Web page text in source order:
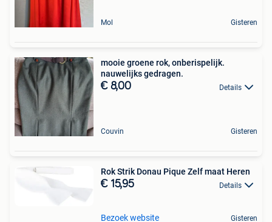
Mol Gisteren
mooie groene rok, onberispelijk.
nauwelijks gedragen.
€ 8,00 Details
Couvin Gisteren
Rok Strik Donau Pique Zelf maat Heren
€ 15,95 Details
Bezoek website Gisteren